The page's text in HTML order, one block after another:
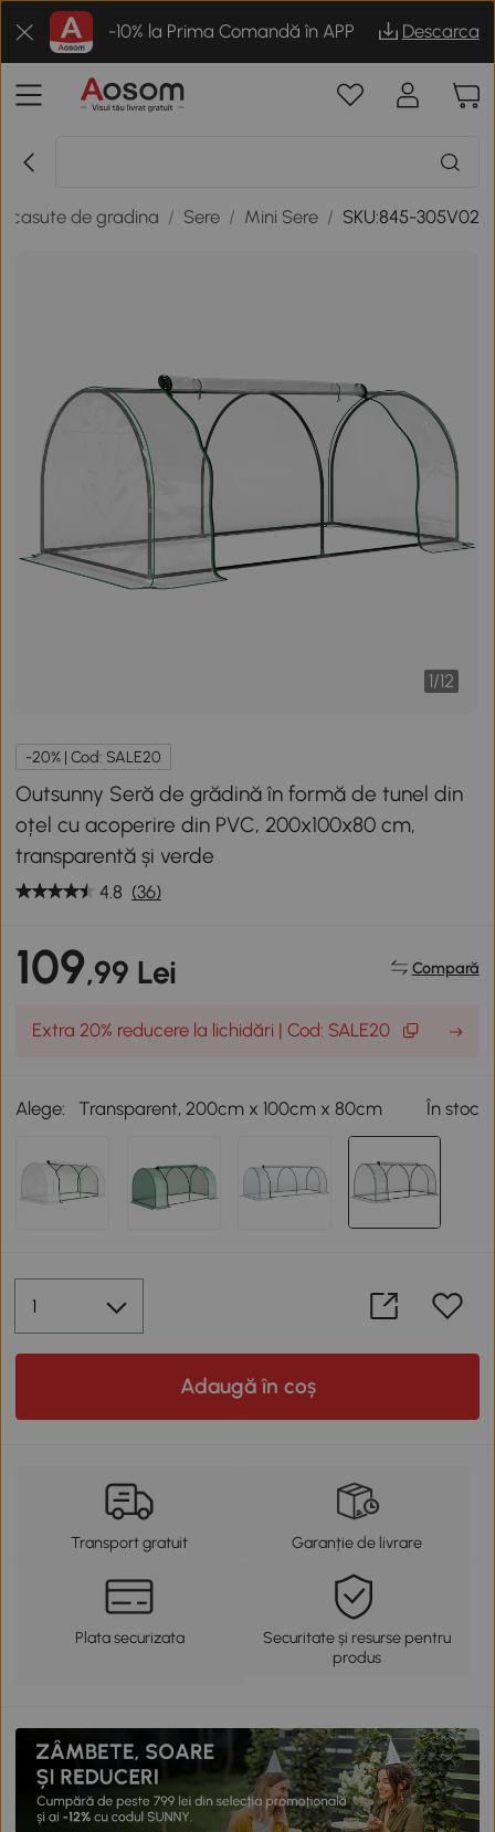
-10% la Prima Comandă în APP Descarca
casute de gradina / Sere / Mini Sere / SKU:845-305V02
1/12
-20% | Cod: SALE20
Outsunny Seră de grădină în formă de tunel din
oțel cu acoperire din PVC, 200x100x80 cm,
transparentă și verde
4.8 (36)
109,99 Lei Compară
Extra 20% reducere la lichidări | Cod: SALE20
Alege: Transparent, 200cm x 100cm x 80cm În stoc
Adaugă în coș
Transport gratuit Garanție de livrare
Plata securizata
Securitate și resurse pentru
produs